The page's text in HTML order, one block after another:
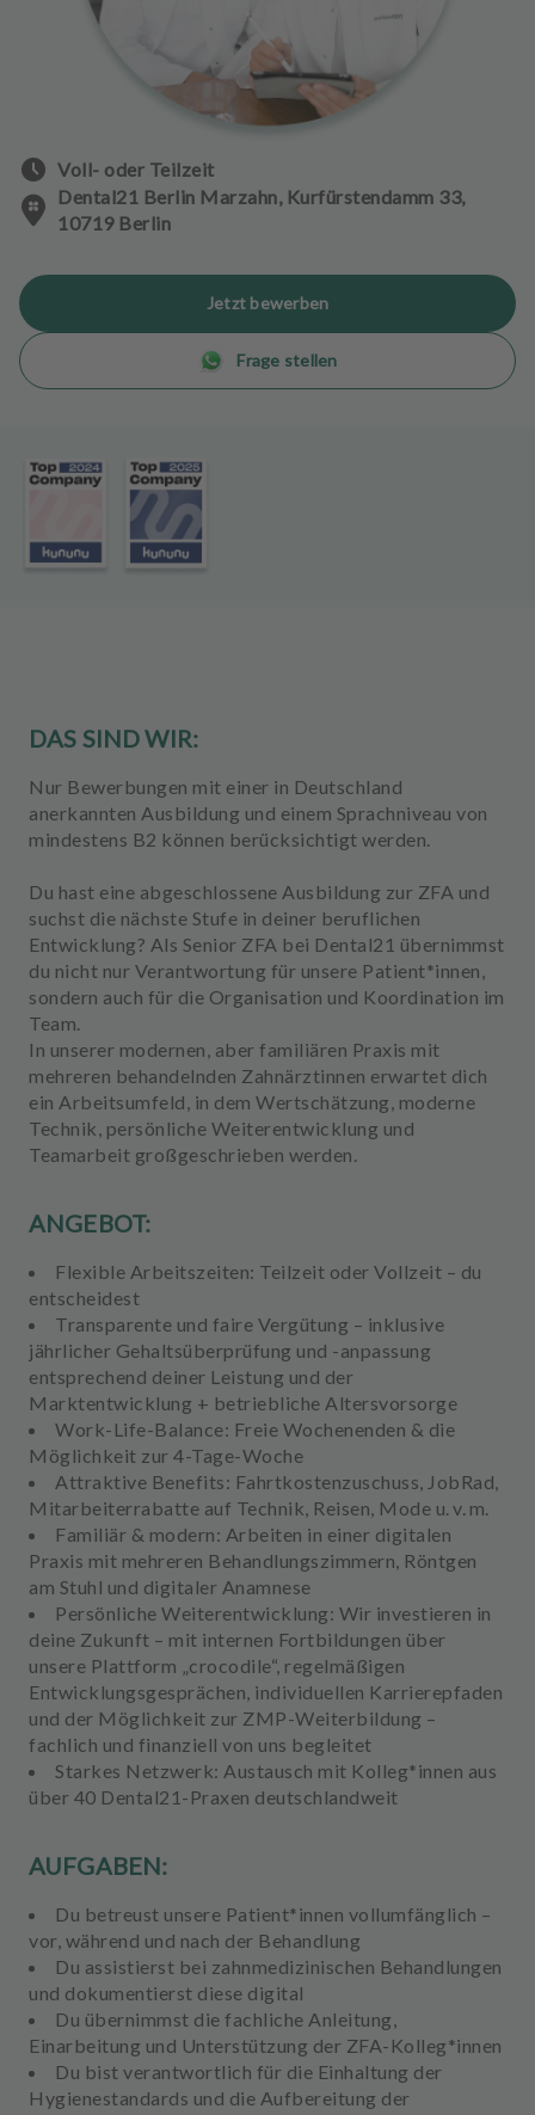
e
a
m
Voll- oder Teilzeit
Dental21 Berlin Marzahn, Kurfürstendamm 33,
10719 Berlin
Jetzt bewerben
Frage stellen
DAS SIND WIR:
Nur Bewerbungen mit einer in Deutschland
anerkannten Ausbildung und einem Sprachniveau von
mindestens B2 können berücksichtigt werden.
Du hast eine abgeschlossene Ausbildung zur ZFA und
suchst die nächste Stufe in deiner beruflichen
Entwicklung? Als Senior ZFA bei Dental21 übernimmst
du nicht nur Verantwortung für unsere Patient*innen,
sondern auch für die Organisation und Koordination im
Team.
In unserer modernen, aber familiären Praxis mit
mehreren behandelnden Zahnärztinnen erwartet dich
ein Arbeitsumfeld, in dem Wertschätzung, moderne
Technik, persönliche Weiterentwicklung und
Teamarbeit großgeschrieben werden.
ANGEBOT:
Flexible Arbeitszeiten: Teilzeit oder Vollzeit – du
entscheidest
Transparente und faire Vergütung – inklusive
jährlicher Gehaltsüberprüfung und -anpassung
entsprechend deiner Leistung und der
Marktentwicklung + betriebliche Altersvorsorge
Work-Life-Balance: Freie Wochenenden & die
Möglichkeit zur 4-Tage-Woche
Attraktive Benefits: Fahrtkostenzuschuss, JobRad,
Mitarbeiterrabatte auf Technik, Reisen, Mode u. v. m.
Familiär & modern: Arbeiten in einer digitalen
Praxis mit mehreren Behandlungszimmern, Röntgen
am Stuhl und digitaler Anamnese
Persönliche Weiterentwicklung: Wir investieren in
deine Zukunft – mit internen Fortbildungen über
unsere Plattform „crocodile“, regelmäßigen
Entwicklungsgesprächen, individuellen Karrierepfaden
und der Möglichkeit zur ZMP-Weiterbildung –
fachlich und finanziell von uns begleitet
Starkes Netzwerk: Austausch mit Kolleg*innen aus
über 40 Dental21-Praxen deutschlandweit
AUFGABEN:
Du betreust unsere Patient*innen vollumfänglich –
vor, während und nach der Behandlung
Du assistierst bei zahnmedizinischen Behandlungen
und dokumentierst diese digital
Du übernimmst die fachliche Anleitung,
Einarbeitung und Unterstützung der ZFA-Kolleg*innen
Du bist verantwortlich für die Einhaltung der
Hygienestandards und die Aufbereitung der